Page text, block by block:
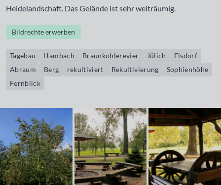
Heidelandschaft. Das Gelände ist sehr weiträumig.
Bildrechte erwerben
Tagebau Hambach Braunkohlerevier Jülich
Elsdorf
Abraum
Berg rekultiviert Rekultivierung
Sophienhöhe
Fernblick